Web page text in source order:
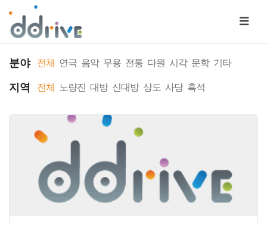
분야 전체 연극 음악 무용 전통 다원 시각 문학 기타
지역 전체 노량진 대방 신대방 상도 사당 흑석